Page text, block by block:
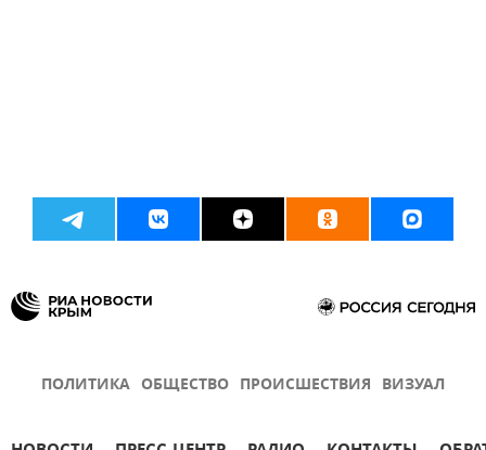
ПОЛИТИКА ОБЩЕСТВО ПРОИСШЕСТВИЯ ВИЗУАЛ